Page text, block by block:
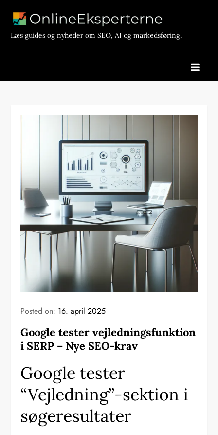
contentLæs guides og nyheder om SEO, AI og markedsføring.
Posted on: 16. april 2025
Google tester vejledningsfunktion
i SERP – Nye SEO-krav
Google tester
“Vejledning”-sektion i
søgeresultater